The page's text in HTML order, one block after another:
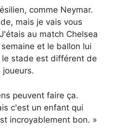
comme Neymar.
mais je vais vous
au match Chelsea
et le ballon lui
stade est différent de
joueurs.
peuvent faire ça.
c'est un enfant qui
incroyablement bon. »